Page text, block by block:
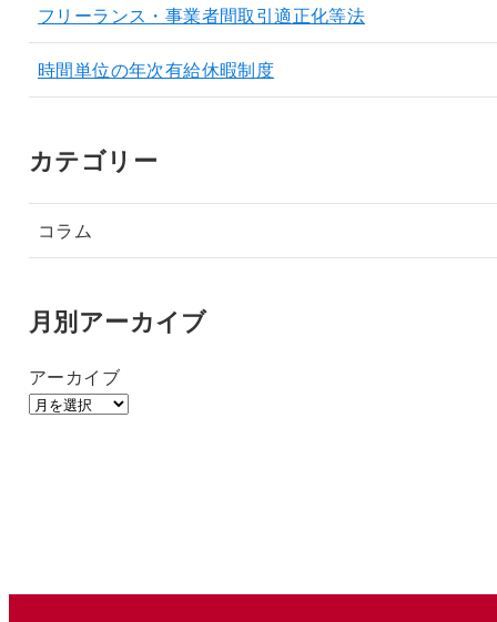
フリーランス・事業者間取引適正化等法
時間単位の年次有給休暇制度
カテゴリー
コラム
月別アーカイブ
アーカイブ